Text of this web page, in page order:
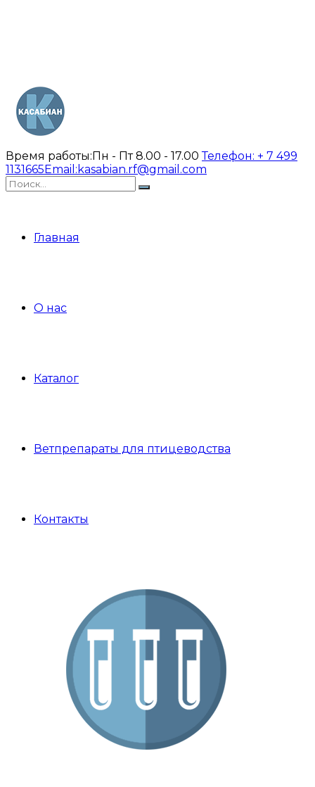
Время работы:Пн - Пт 8.00 - 17.00Телефон: + 7 499
1131665Email: kasabian.rf@gmail.com
Главная
О нас
Каталог
Ветпрепараты для птицеводства
Контакты